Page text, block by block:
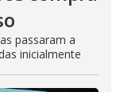
passaram a
inicialmente